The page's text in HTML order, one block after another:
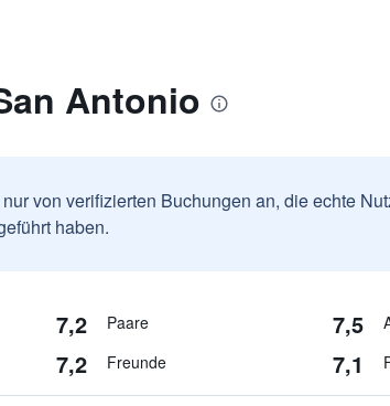
Antonio
von verifizierten Buchungen an, die echte
haben.
7,2 Paare 7,5
7,2 Freunde 7,1